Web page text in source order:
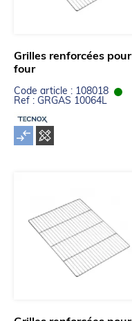
Grilles renforcées pour
four
Code article : 108018
Ref : GRGAS 10064L